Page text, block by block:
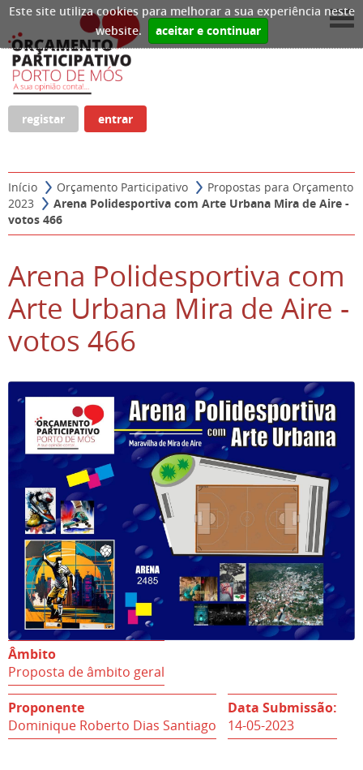
Este site utiliza cookies para melhorar a sua experiência neste
website.
aceitar e continuar
registar entrar
Início Orçamento Participativo
Propostas para Orçamento
2023
Arena Polidesportiva com Arte Urbana Mira de Aire -
votos 466
Arena Polidesportiva com
Arte Urbana Mira de Aire -
votos 466
Âmbito
Proposta de âmbito geral
Proponente
Dominique Roberto Dias Santiago
Data Submissão:
14-05-2023